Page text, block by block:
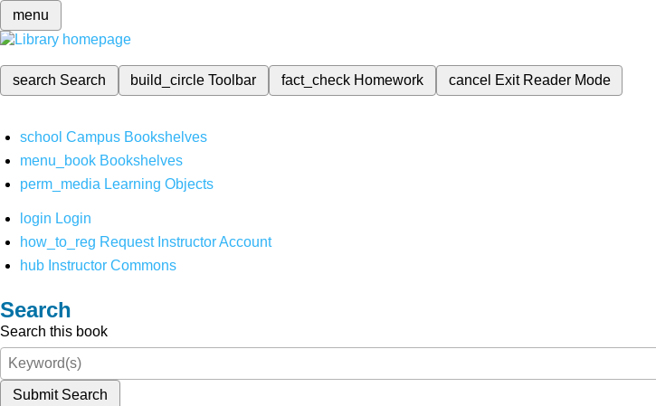
menu
search Search build_circleToolbar fact_check Homework cancel Exit Reader Mode
school Campus Bookshelves
menu_book Bookshelves
perm_media Learning Objects
login Login
how_to_reg Request Instructor Account
hub Instructor Commons
Search
Search this book
Submit Search